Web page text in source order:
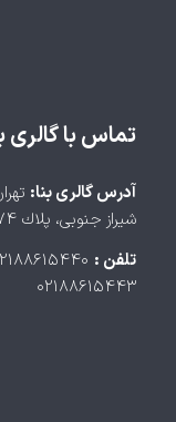
تماس با گالری
آدرس گالری بنا:
شيراز جنوبی، پلاك ۷۴
تلفن :
۰۲۱۸۸۶۱۵۴۴۳